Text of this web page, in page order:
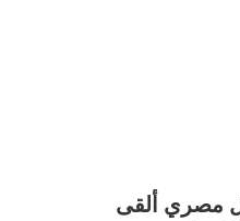
مصري ألقى